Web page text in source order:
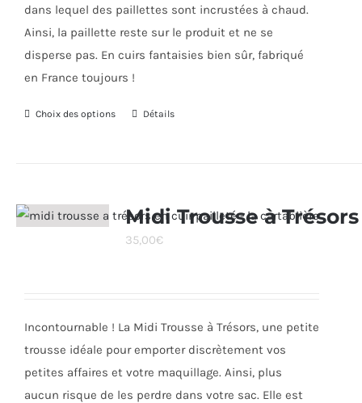
dans lequel des paillettes sont incrustées à chaud.
Ainsi, la paillette reste sur le produit et ne se
disperse pas. En cuirs fantaisies bien sûr, fabriqué
en France toujours !
Choix des options
Ce
variations.
Les
choisies
Détails
Midi Trousse à Trésors
35,00€
Incontournable ! La Midi Trousse à Trésors, une petite
trousse idéale pour emporter discrètement vos
petites affaires et votre maquillage. Ainsi, plus
aucun risque de les perdre dans votre sac. Elle est